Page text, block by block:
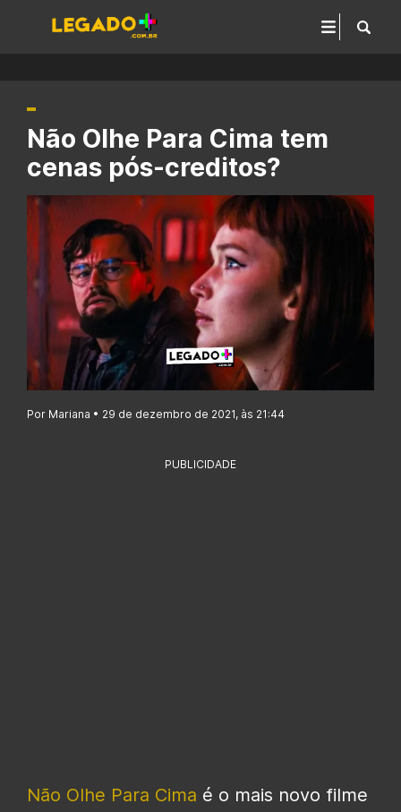
Não Olhe Para Cima tem
cenas pós-creditos?
Por Mariana • 29 de dezembro de 2021, às 21:44
PUBLICIDADE
Não Olhe Para Cima é o mais novo filme